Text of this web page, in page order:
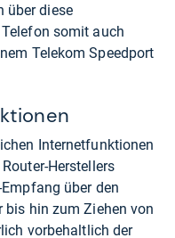
über diese
somit auch
Telekom Speedport
Internetfunktionen
Herstellers
über den
hin zum Ziehen von
vorbehaltlich der